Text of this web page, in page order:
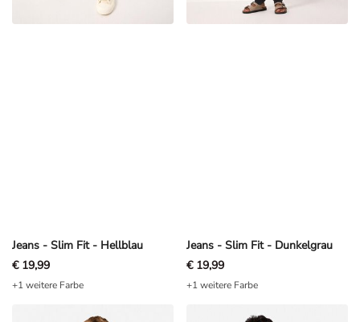
Jeans - Slim Fit - Hellblau
€ 19,99
+1 weitere Farbe
Jeans - Slim Fit - Dunkelgrau
€ 19,99
+1 weitere Farbe